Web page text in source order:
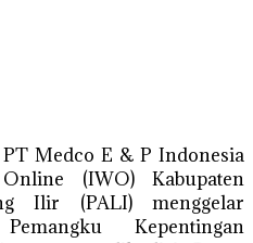
Medco E & P Indonesia
(IWO) Kabupaten
Ilir (PALI) menggelar
Kepentingan